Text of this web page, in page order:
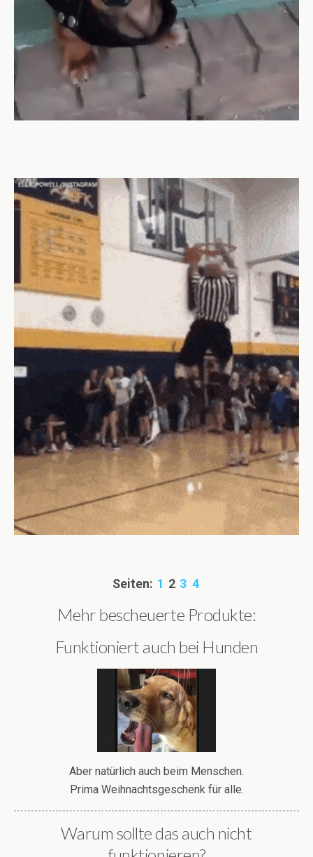
Seiten: 1 2 3 4
Mehr bescheuerte Produkte:
Funktioniert auch bei Hunden
Aber natürlich auch beim Menschen.
Prima Weihnachtsgeschenk für alle.
Warum sollte das auch nicht